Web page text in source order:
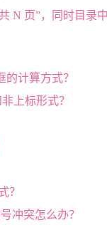
N 页”，同时目录
的计算方式？
上标形式？
？
冲突怎么办？